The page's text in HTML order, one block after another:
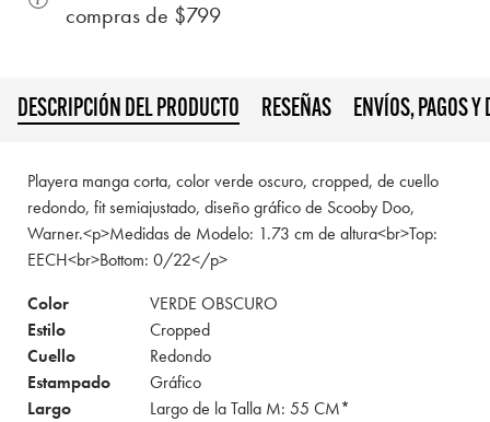
compras de $799
DESCRIPCIÓN DEL PRODUCTO RESEÑAS ENVÍOS, PAGOS Y
Playera manga corta, color verde oscuro, cropped, de cuello
redondo, fit semiajustado, diseño gráfico de Scooby Doo,
Warner.<p>Medidas de Modelo: 1.73 cm de altura<br>Top:
EECH<br>Bottom: 0/22</p>
Color
VERDE OBSCURO
Estilo
Cropped
Cuello
Redondo
Estampado
Gráfico
Largo
Largo de la Talla M: 55 CM*